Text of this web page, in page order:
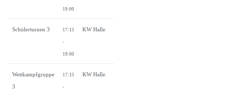
19:00
Schülerturnen 3 17:15
-
19:00
KW Halle
Wettkampfgruppe
3
17:15
-
KW Halle